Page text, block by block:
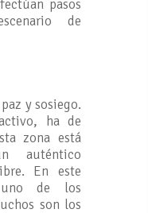
pasos
de
y sosiego.
ha de
zona está
auténtico
En este
de los
son los